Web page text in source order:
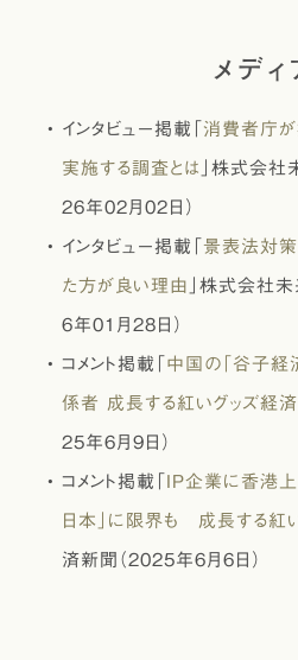
メディ
インタビュー掲載「 消費者庁が
実施する調査とは 」株式会社
26年02月02日）
インタビュー掲載「景表法対
た方が良い理由 」株式会社
6年01月28日）
コメント掲載「 中国の「谷子経
係者 成長する紅いグッズ経済
25年6月9日）
コメント掲載「 IP企業に香港
日本」に限界も 成長する紅い
済新聞（2025年6月6日）